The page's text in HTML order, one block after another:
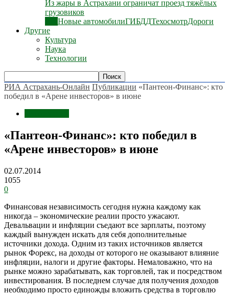
Из жары в Астрахани ограничат проезд тяжёлых
грузовиков
Новые автомобилиГИБДДТехосмотрДороги
Другие
Культура
Наука
Технологии
РИА Астрахань-Онлайн Публикации «Пантеон-Финанс»: кто
победил в «Арене инвесторов» в июне
«Пантеон-Финанс»: кто победил в
«Арене инвесторов» в июне
02.07.2014
1055
0
Финансовая независимость сегодня нужна каждому как
никогда – экономические реалии просто ужасают.
Девальвации и инфляции съедают все зарплаты, поэтому
каждый вынужден искать для себя дополнительные
источники дохода. Одним из таких источников является
рынок Форекс, на доходы от которого не оказывают влияние
инфляции, налоги и другие факторы. Немаловажно, что на
рынке можно зарабатывать, как торговлей, так и посредством
инвестирования. В последнем случае для получения доходов
необходимо просто единожды вложить средства в торговлю